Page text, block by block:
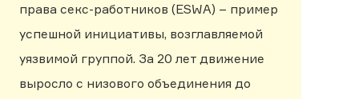
права секс-работников (ESWA) – пример
успешной инициативы, возглавляемой
уязвимой группой. За 20 лет движение
выросло с низового объединения до